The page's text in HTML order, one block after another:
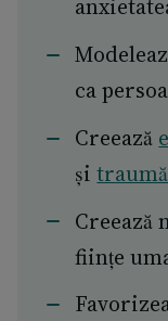
ca
Creează
șitraumă
Creează
ființe